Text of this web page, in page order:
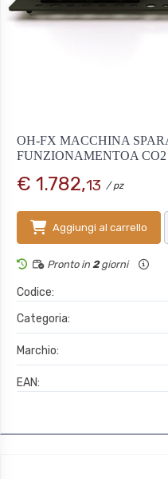
OH-FX MACCHINA
FUNZIONAMENTOA CO2
€ 1.782,13 / pz
Aggiungi al carrello
Pronto in 2giorni
Codice:
Categoria:
Marchio:
EAN: